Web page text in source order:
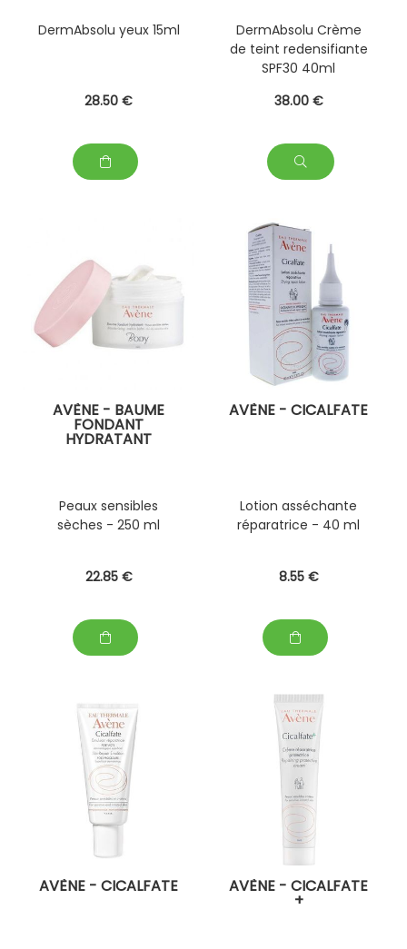
DermAbsolu yeux 15ml
28.50 €
DermAbsolu Crème
de teint redensifiante
SPF30 40ml
38.00 €
AVÈNE - BAUME
FONDANT
HYDRATANT
Peaux sensibles
sèches - 250 ml
22.85 €
AVÈNE - CICALFATE
Lotion asséchante
réparatrice - 40 ml
8.55 €
AVÈNE - CICALFATE AVÈNE - CICALFATE
+